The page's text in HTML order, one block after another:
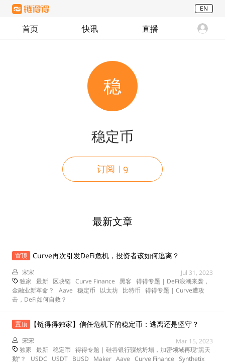
EN
首页 快讯 直播
稳
稳定币
订阅 9
最新文章
置顶 Curve再次引发DeFi危机，投资者该如何逃离？
宋宋
Jul 31, 2023
独家 最新 区块链 Curve Finance 黑客 得得专题 | DeFi浪潮来袭，
金融业新革命？
Aave 稳定币 以太坊 比特币 得得专题 | Curve遭攻
击，DeFi如何自救？
置顶 【链得得独家】信任危机下的稳定币：逃离还是坚守？
宋宋
Mar 15, 2023
独家 最新 稳定币 得得专题 | 硅谷银行骤然坍塌，加密领域再现“黑天
鹅”？
USDC USDT BUSD Maker Aave Curve Finance Synthetix